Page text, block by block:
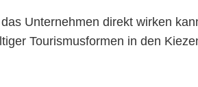
Unternehmen direkt wirken
Tourismusformen in den